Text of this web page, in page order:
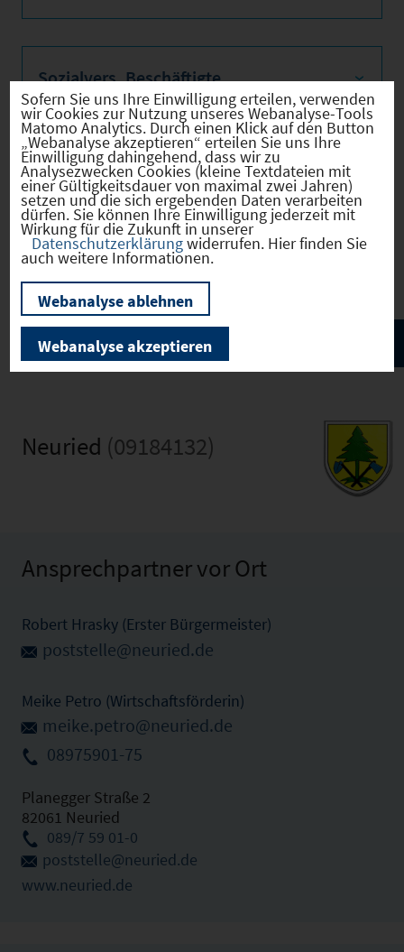
Sozialvers. Beschäftigte
Verkehrsinfrastruktur
Kommunale Infrastruktur
Neuried (09184132)
Ansprechpartner vor Ort
Robert Hrasky (Erster Bürgermeister)
poststelle@neuried.de
Meike Petro (Wirtschaftsförderin)
meike.petro@neuried.de
08975901-75
Planegger Straße 2
82061 Neuried
089/7 59 01-0
poststelle@neuried.de
www.neuried.de
Sofern Sie uns Ihre Einwilligung erteilen, verwenden
wir Cookies zur Nutzung unseres Webanalyse-Tools
Matomo Analytics. Durch einen Klick auf den Button
„Webanalyse akzeptieren“ erteilen Sie uns Ihre
Einwilligung dahingehend, dass wir zu
Analysezwecken Cookies (kleine Textdateien mit
einer Gültigkeitsdauer von maximal zwei Jahren)
setzen und die sich ergebenden Daten verarbeiten
dürfen. Sie können Ihre Einwilligung jederzeit mit
Wirkung für die Zukunft in unserer
Datenschutzerklärungwiderrufen. Hier finden Sie
auch weitere Informationen.
Webanalyse ablehnen
Webanalyse akzeptieren